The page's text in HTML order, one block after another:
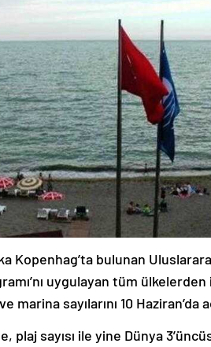
Kopenhag’ta bulunan
uygulayan tüm
marina sayılarını 10 Haziran’da
plaj sayısı ile yine Dünya